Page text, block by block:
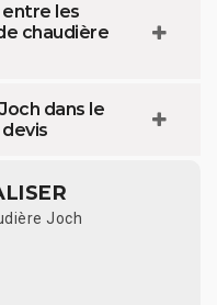
les
chaudière
dans le
Joch